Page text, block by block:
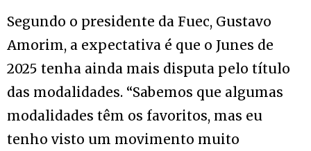
Segundo o presidente da Fuec, Gustavo
Amorim, a expectativa é que o Junes de
2025 tenha ainda mais disputa pelo título
das modalidades. “Sabemos que algumas
modalidades têm os favoritos, mas eu
tenho visto um movimento muito